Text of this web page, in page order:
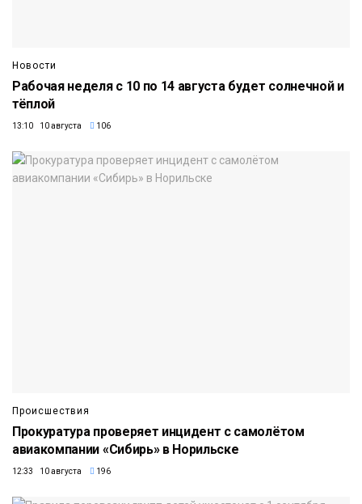
Новости
Рабочая неделя с 10 по 14 августа будет солнечной и
тёплой
13:10 10 августа 106
Происшествия
Прокуратура проверяет инцидент с самолётом
авиакомпании «Сибирь» в Норильске
12:33 10 августа 196